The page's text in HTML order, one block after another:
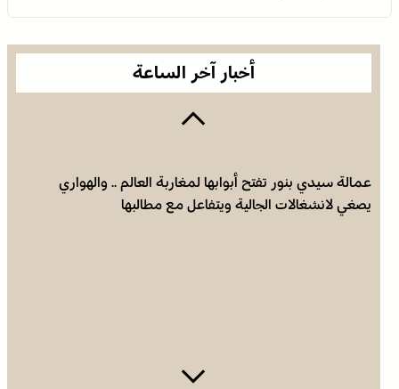
أخبار آخر الساعة
عمالة سيدي بنور تفتح أبوابها لمغاربة العالم .. والهواري
يصغي لانشغالات الجالية ويتفاعل مع مطالبها